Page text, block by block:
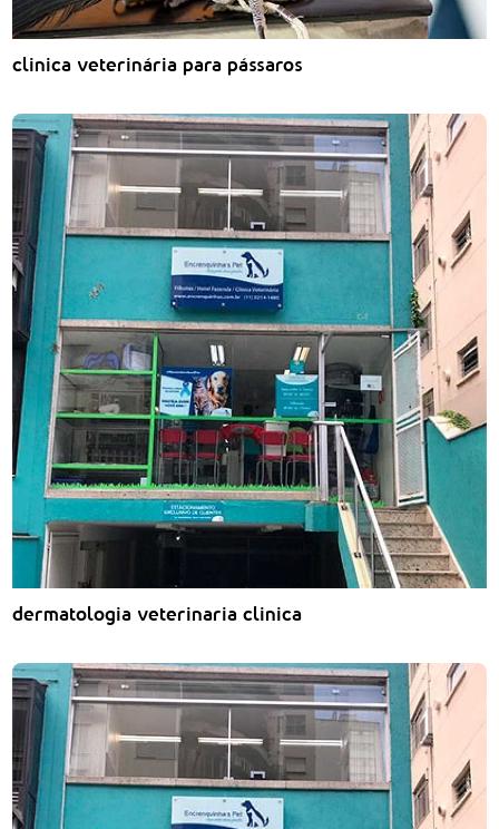
clinica veterinária para pássaros
dermatologia veterinaria clinica